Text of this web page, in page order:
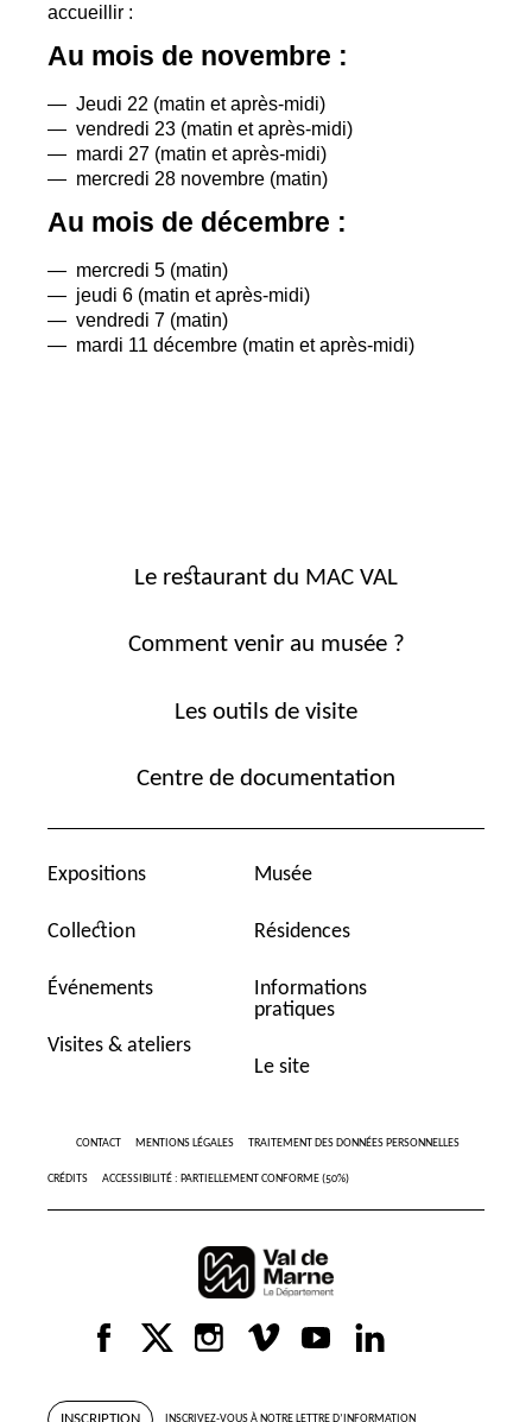
accueillir :
Au mois de novembre :
— Jeudi 22 (matin et après-midi)
— vendredi 23 (matin et après-midi)
— mardi 27 (matin et après-midi)
— mercredi 28 novembre (matin)
Au mois de décembre :
— mercredi 5 (matin)
— jeudi 6 (matin et après-midi)
— vendredi 7 (matin)
— mardi 11 décembre (matin et après-midi)
Le restaurant du MAC VAL
Comment venir au musée ?
Les outils de visite
Centre de documentation
Expositions
Collection
Événements
Visites & ateliers
Musée
Résidences
Informations
pratiques
Le site
CONTACT MENTIONS LÉGALES TRAITEMENT DES DONNÉES PERSONNELLES
CRÉDITS ACCESSIBILITÉ : PARTIELLEMENT CONFORME (50%)
INSCRIPTION INSCRIVEZ-VOUS À NOTRE LETTRE D’INFORMATION